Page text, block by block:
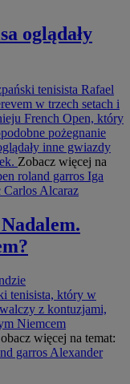
oglądały
tenisista Rafael
w trzech setach i
French Open, który
pożegnanie
inne gwiazdy
Zobacz więcej na
roland garros Iga
Carlos Alcaraz
tenisista, który w
z kontuzjami,
Niemcem
więcej na temat:
garros Alexander